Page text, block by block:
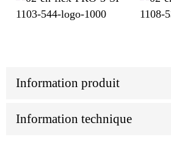
Information produit
Information technique